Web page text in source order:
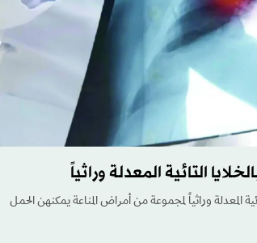
التائية المعدلة وراثياً
المعدلة وراثياً لمجموعة من أمراض المناعة ​يمكنهن الحمل